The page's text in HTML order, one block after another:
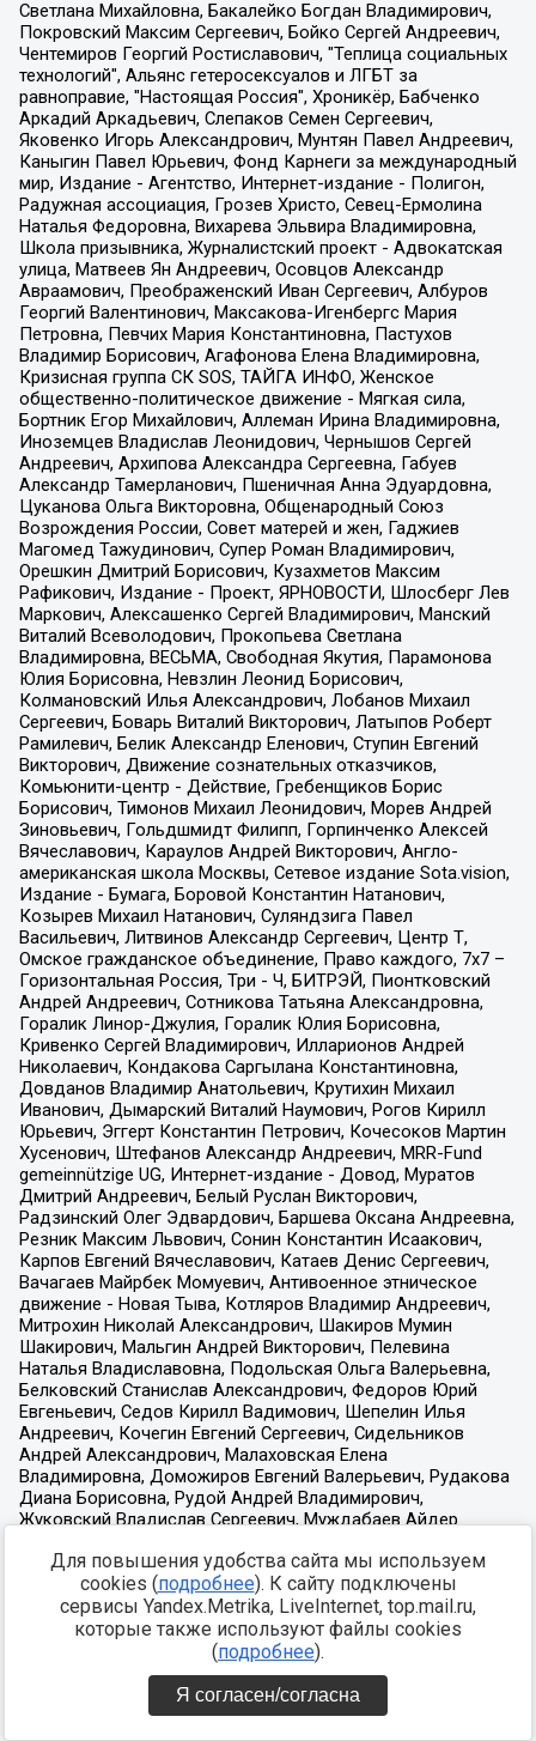
Для повышения удобства сайта мы используем
cookies (подробнее). К сайту подключены
сервисы Yandex.Metrika, LiveInternet, top.mail.ru,
которые также используют файлы cookies
(подробнее).
Я согласен/согласна